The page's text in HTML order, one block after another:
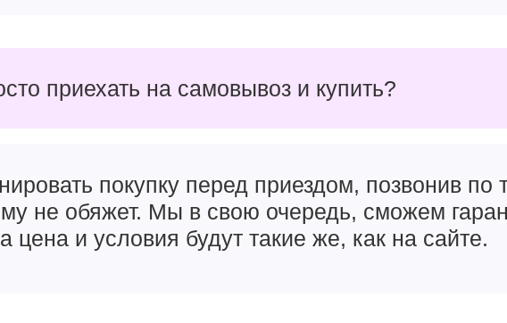
для смартфонов
количество.
на небольшие фризы и быстрый нагрев во время игр, в
должны были решить. Производительности Apple A18 Pro точно
приехать на самовывоз и купить?
покупку перед приездом, позвонив
не обяжет. Мы в свою очередь, сможем
цена и условия будут такие же, как на сайте.